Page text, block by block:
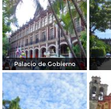
Palacio de Gobierno